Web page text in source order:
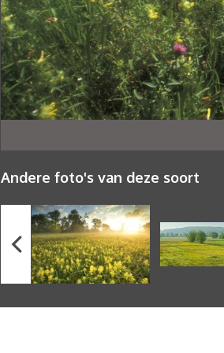
Andere foto's van deze soort